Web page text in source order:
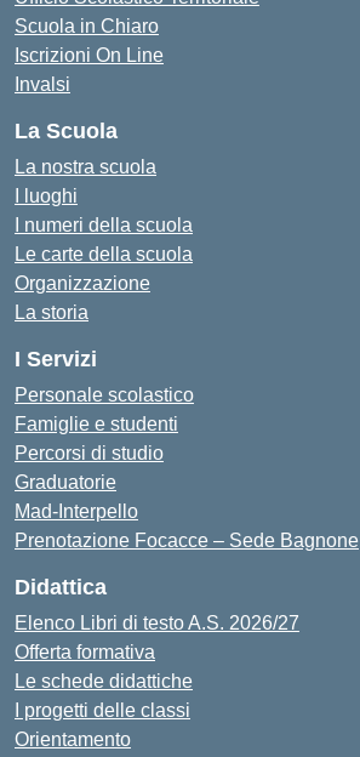
Scuola in Chiaro
Iscrizioni On Line
Invalsi
La Scuola
La nostra scuola
I luoghi
I numeri della scuola
Le carte della scuola
Organizzazione
La storia
I Servizi
Personale scolastico
Famiglie e studenti
Percorsi di studio
Graduatorie
Mad-Interpello
Prenotazione Focacce – Sede Bagnone
Didattica
Elenco Libri di testo A.S. 2026/27
Offerta formativa
Le schede didattiche
I progetti delle classi
Orientamento